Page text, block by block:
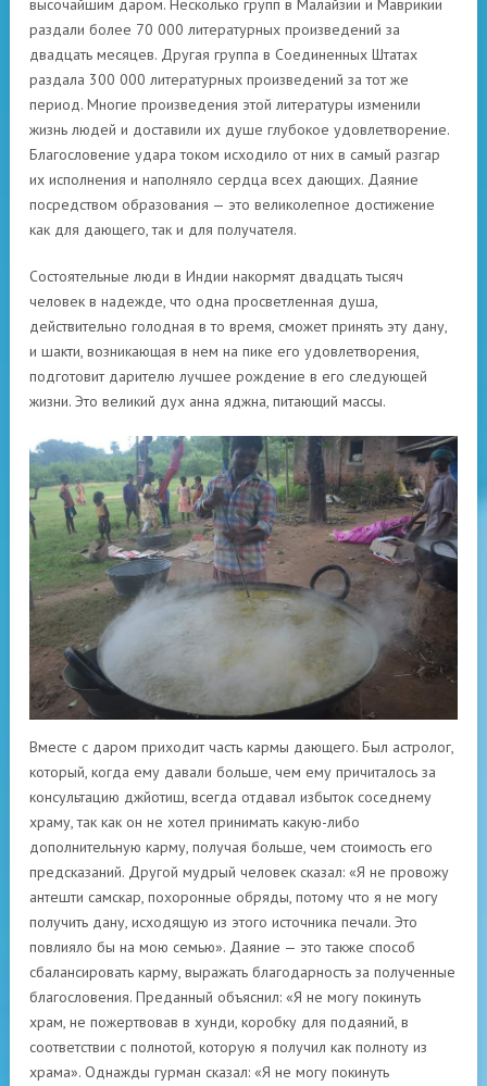
высочайшим даром. Несколько групп в Малайзии и Маврикии
раздали более 70 000 литературных произведений за
двадцать месяцев. Другая группа в Соединенных Штатах
раздала 300 000 литературных произведений за тот же
период. Многие произведения этой литературы изменили
жизнь людей и доставили их душе глубокое удовлетворение.
Благословение удара током исходило от них в самый разгар
их исполнения и наполняло сердца всех дающих. Даяние
посредством образования — это великолепное достижение
как для дающего, так и для получателя.
Состоятельные люди в Индии накормят двадцать тысяч
человек в надежде, что одна просветленная душа,
действительно голодная в то время, сможет принять эту дану,
и шакти, возникающая в нем на пике его удовлетворения,
подготовит дарителю лучшее рождение в его следующей
жизни. Это великий дух анна яджна, питающий массы.
Вместе с даром приходит часть кармы дающего. Был астролог,
который, когда ему давали больше, чем ему причиталось за
консультацию джйотиш, всегда отдавал избыток соседнему
храму, так как он не хотел принимать какую-либо
дополнительную карму, получая больше, чем стоимость его
предсказаний. Другой мудрый человек сказал: «Я не провожу
антешти самскар, похоронные обряды, потому что я не могу
получить дану, исходящую из этого источника печали. Это
повлияло бы на мою семью». Даяние — это также способ
сбалансировать карму, выражать благодарность за полученные
благословения. Преданный объяснил: «Я не могу покинуть
храм, не пожертвовав в хунди, коробку для подаяний, в
соответствии с полнотой, которую я получил как полноту из
храма». Однажды гурман сказал: «Я не могу покинуть